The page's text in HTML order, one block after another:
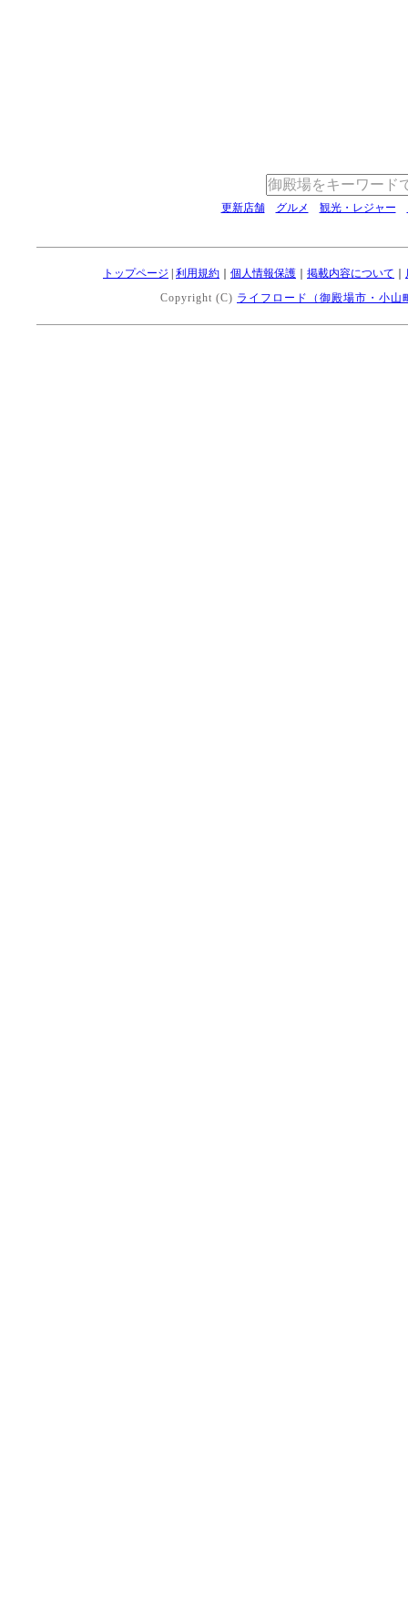
更新店舗 グルメ 観光・レジャー
トップページ 利用規約 個人情報保護 掲載内容について
Copyright (C) ライフロード（御殿場市・小